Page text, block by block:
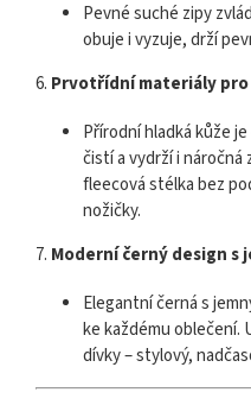
Pevné suché zipy
obuje i vyzuje, drží
6. Prvotřídní materiály
Přírodní hladká kůže
čistí a vydrží i
fleecová stélka bez
nožičky.
7. Moderní černý design s
Elegantní černá s
ke každému oblečení.
dívky – stylový,